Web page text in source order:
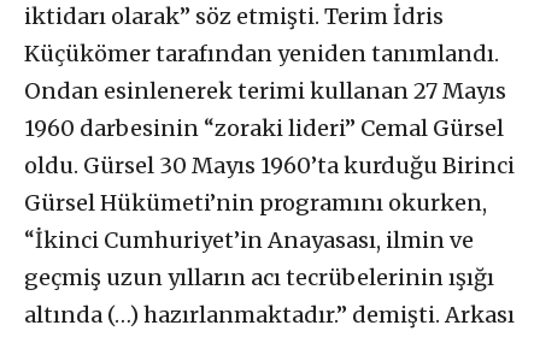
iktidarı olarak” söz etmişti. Terim İdris
Küçükömer tarafından yeniden tanımlandı.
Ondan esinlenerek terimi kullanan 27 Mayıs
1960 darbesinin “zoraki lideri” Cemal Gürsel
oldu. Gürsel 30 Mayıs 1960’ta kurduğu Birinci
Gürsel Hükümeti’nin programını okurken,
“İkinci Cumhuriyet’in Anayasası, ilmin ve
geçmiş uzun yılların acı tecrübelerinin ışığı
altında (…) hazırlanmaktadır.” demişti. Arkası